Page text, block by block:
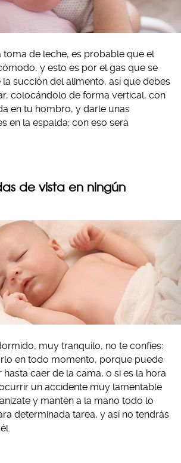
toma de leche, es probable que el
y esto es por el gas que se
succión del alimento, así que debes
colocándolo de forma vertical, con
en tu hombro, y darle unas
en la espalda; con eso será
de vista en ningún
muy tranquilo, no te confíes:
en todo momento, porque puede
caer de la cama, o si es la hora
un accidente muy lamentable
y mantén a la mano todo lo
determinada tarea, y así no tendrás